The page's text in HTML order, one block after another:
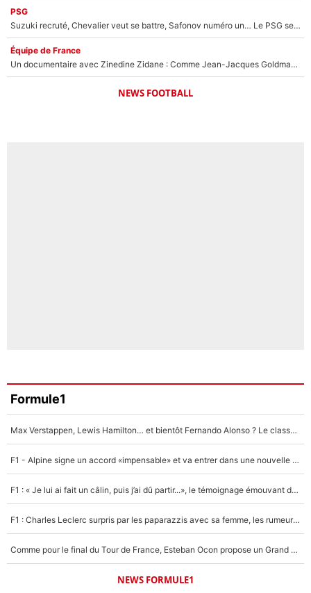
PSG
Suzuki recruté, Chevalier veut se battre, Safonov numéro un… Le PSG se lance encore dans un gros chantier pour le poste de gardien de but
Équipe de France
Un documentaire avec Zinedine Zidane : Comme Jean-Jacques Goldman et Mylène Farmer, le nouveau sélectionneur de l'équipe de France a recalé une journaliste très connue
NEWS FOOTBALL
Formule1
Max Verstappen, Lewis Hamilton… et bientôt Fernando Alonso ? Le classement des pilotes les mieux payés en Formule 1 risque de changer !
F1 - Alpine signe un accord «impensable» et va entrer dans une nouvelle dimension : Grande nouvelle pour Pierre Gasly !
F1 : « Je lui ai fait un câlin, puis j’ai dû partir...», le témoignage émouvant de Max Verstappen sur sa fille
F1 : Charles Leclerc surpris par les paparazzis avec sa femme, les rumeurs étaient vraies !
Comme pour le final du Tour de France, Esteban Ocon propose un Grand Prix de Formule 1 à Paris : «Autour de l’Arc de Triomphe, ce serait génial» !
NEWS FORMULE1